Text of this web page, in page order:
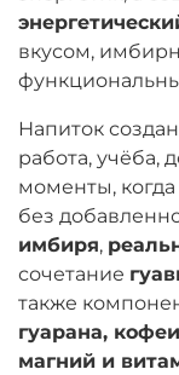
вкусом,
Напиток
работа, учёба,
моменты,
без
имбиря,
сочетание
также
гуарана,
магний и